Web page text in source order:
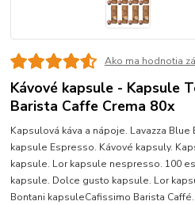
Ako ma hodnotia
Kávové kapsule - Kapsule
Barista Caffe Crema 80x
Kapsulová káva a nápoje. Lavazza
kapsule Espresso. Kávové kapsuly.
kapsule. Lor kapsule nespresso. 100
kapsule. Dolce gusto kapsule. Lor
Bontani kapsuleCafissimo Barista